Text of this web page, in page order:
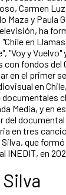
Carmen
Maza y Paula
ha
en
"Voy y
fondos del
en el primer
en
Media, y en
documental
en tres
que
INEDIT, en